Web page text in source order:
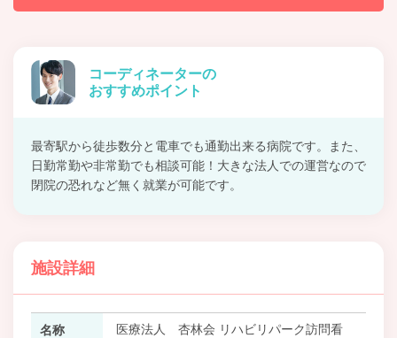
コーディネーターの
おすすめポイント
最寄駅から徒歩数分と電車でも通勤出来る病院です。また、
日勤常勤や非常勤でも相談可能！大きな法人での運営なので
閉院の恐れなど無く就業が可能です。
施設詳細
名称
医療法人 杏林会 リハビリパーク訪問看